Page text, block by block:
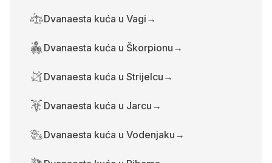
Dvanaesta kuća u Vagi →
Dvanaesta kuća u Škorpionu →
Dvanaesta kuća u Strijelcu →
Dvanaesta kuća u Jarcu →
Dvanaesta kuća u Vodenjaku →